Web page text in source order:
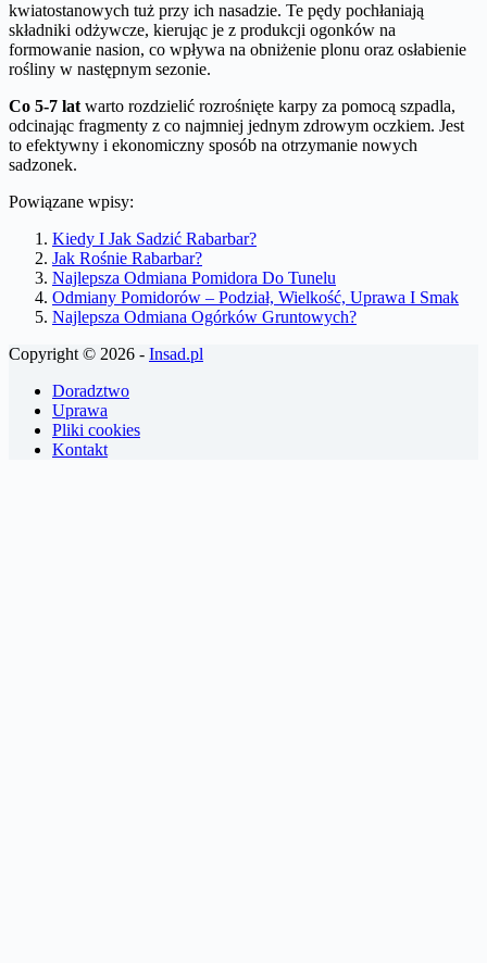
kwiatostanowych tuż przy ich nasadzie. Te pędy pochłaniają
składniki odżywcze, kierując je z produkcji ogonków na
formowanie nasion, co wpływa na obniżenie plonu oraz osłabienie
rośliny w następnym sezonie.
Co 5-7 lat warto rozdzielić rozrośnięte karpy za pomocą szpadla,
odcinając fragmenty z co najmniej jednym zdrowym oczkiem. Jest
to efektywny i ekonomiczny sposób na otrzymanie nowych
sadzonek.
Powiązane wpisy:
Kiedy I Jak Sadzić Rabarbar?
Jak Rośnie Rabarbar?
Najlepsza Odmiana Pomidora Do Tunelu
Odmiany Pomidorów – Podział, Wielkość, Uprawa I Smak
Najlepsza Odmiana Ogórków Gruntowych?
Copyright © 2026 - Insad.pl
Doradztwo
Uprawa
Pliki cookies
Kontakt